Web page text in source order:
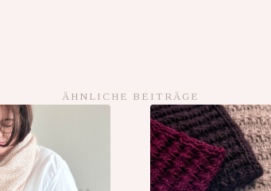
ÄHNLICHE BEITRÄGE